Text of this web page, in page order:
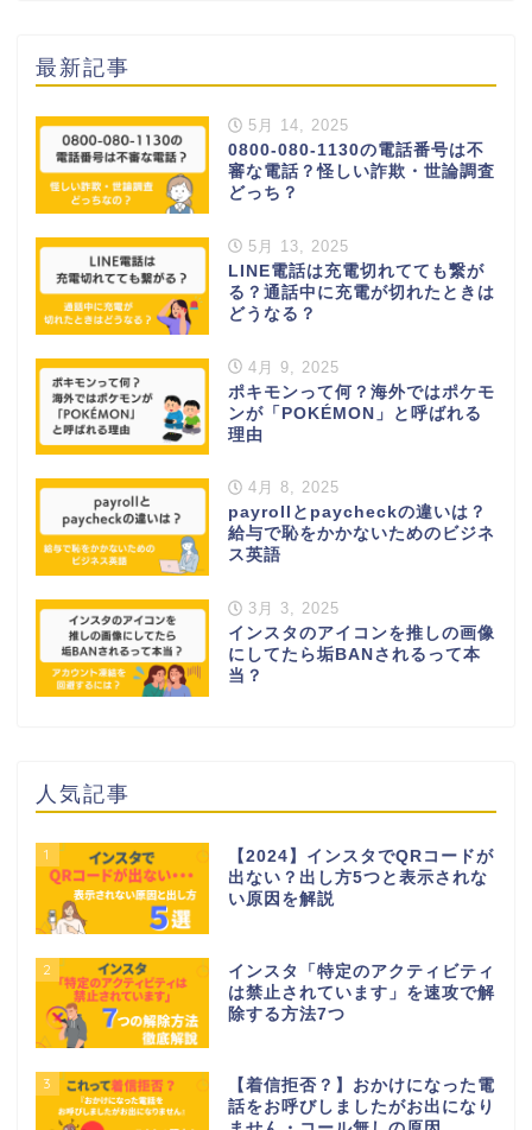
最新記事
5月 14, 2025
0800-080-1130の電話番号は不
審な電話？怪しい詐欺・世論調査
どっち？
5月 13, 2025
LINE電話は充電切れてても繋が
る？通話中に充電が切れたときは
どうなる？
4月 9, 2025
ポキモンって何？海外ではポケモ
ンが「POKÉMON」と呼ばれる
理由
4月 8, 2025
payrollとpaycheckの違いは？
給与で恥をかかないためのビジネ
ス英語
3月 3, 2025
インスタのアイコンを推しの画像
にしてたら垢BANされるって本
当？
人気記事
1
【2024】インスタでQRコードが
出ない？出し方5つと表示されな
い原因を解説
2
インスタ「特定のアクティビティ
は禁止されています」を速攻で解
除する方法7つ
3
【着信拒否？】おかけになった電
話をお呼びしましたがお出になり